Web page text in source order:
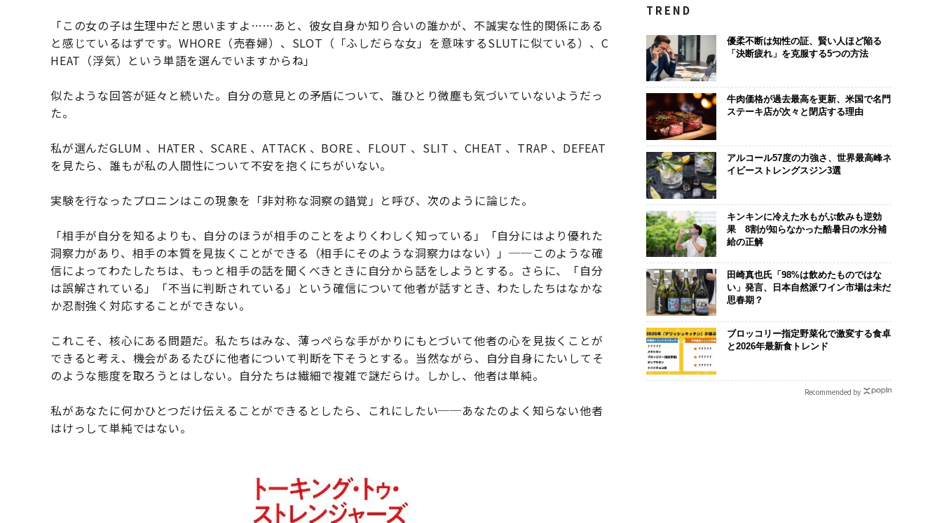
「この女の子は生理中だと思いますよ……あと、彼女自身か知り合いの誰かが、不誠実な性的関係にある
と感じているはずです。WHORE（売春婦）、SLOT（「ふしだらな女」を意味するSLUTに似ている）、C
HEAT（浮気）という単語を選んでいますからね」
似たような回答が延々と続いた。自分の意見との矛盾について、誰ひとり微塵も気づいていないようだっ
た。
私が選んだGLUM 、HATER 、SCARE 、ATTACK 、BORE 、FLOUT 、SLIT 、CHEAT 、TRAP 、DEFEAT
を見たら、誰もが私の人間性について不安を抱くにちがいない。
実験を行なったプロニンはこの現象を「非対称な洞察の錯覚」と呼び、次のように論じた。
「相手が自分を知るよりも、自分のほうが相手のことをよりくわしく知っている」「自分にはより優れた
洞察力があり、相手の本質を見抜くことができる（相手にそのような洞察力はない）」──このような確
信によってわたしたちは、もっと相手の話を聞くべきときに自分から話をしようとする。さらに、「自分
は誤解されている」「不当に判断されている」という確信について他者が話すとき、わたしたちはなかな
か忍耐強く対応することができない。
これこそ、核心にある問題だ。私たちはみな、薄っぺらな手がかりにもとづいて他者の心を見抜くことが
できると考え、機会があるたびに他者について判断を下そうとする。当然ながら、自分自身にたいしてそ
のような態度を取ろうとはしない。自分たちは繊細で複雑で謎だらけ。しかし、他者は単純。
私があなたに何かひとつだけ伝えることができるとしたら、これにしたい──あなたのよく知らない他者
はけっして単純ではない。
TREND
優柔不断は知性の証、賢い人ほど陥る
「決断疲れ」を克服する5つの方法
牛肉価格が過去最高を更新、米国で名門
ステーキ店が次々と閉店する理由
アルコール57度の力強さ、世界最高峰ネ
イビーストレングスジン3選
キンキンに冷えた水もがぶ飲みも逆効
果 8割が知らなかった酷暑日の水分補
給の正解
田崎真也氏「98%は飲めたものではな
い」発言、日本自然派ワイン市場は未だ
思春期？
ブロッコリー指定野菜化で激変する食卓
と2026年最新食トレンド
Recommended by